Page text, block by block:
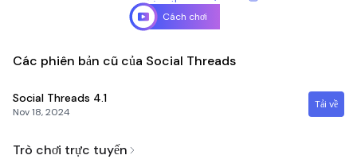
Cách chơi
Các phiên bản cũ của Social Threads
Social Threads 4.1
Nov 18, 2024
Tải về
Trò chơi trực tuyến